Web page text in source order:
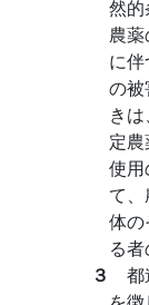
然
農
に
の
き
定
使
て
体
る
３ 都